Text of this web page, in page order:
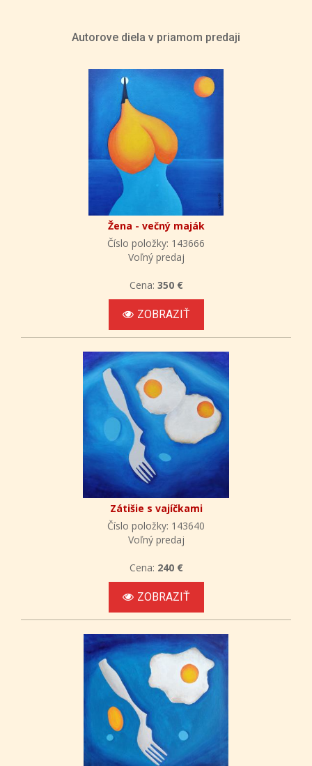
Autorove diela v priamom predaji
Žena - večný maják
Číslo položky: 143666
Voľný predaj
Cena: 350 €
ZOBRAZIŤ
Zátišie s vajíčkami
Číslo položky: 143640
Voľný predaj
Cena: 240 €
ZOBRAZIŤ